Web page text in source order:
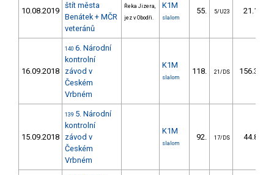
10.08.2019
štít města
Benátek + MČR
veteránů
Řeka Jizera,
jez v Obodři.
K1M
slalom
55. 5/U23 21.10
16.09.2018
140 6. Národní
kontrolní
závod v
Českém
Vrbném
K1M
slalom
118. 21/DS 156.30
15.09.2018
139 5. Národní
kontrolní
závod v
Českém
Vrbném
K1M
slalom
92. 17/DS 44.83